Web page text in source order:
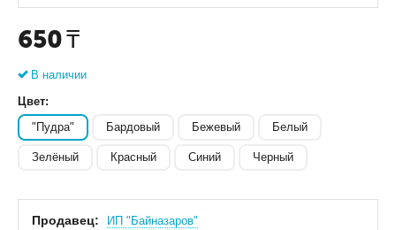
650 ₸
В наличии
Цвет:
"Пудра"
Бардовый Бежевый Белый
Зелёный Красный Синий Черный
Продавец: ИП "Байназаров"